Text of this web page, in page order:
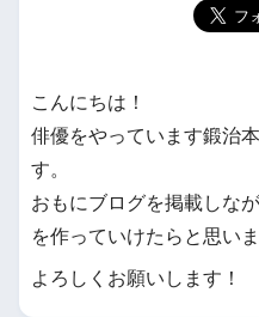
こんにちは！
俳優をやっています鍛治
す。
おもにブログを掲載しな
を作っていけたらと思いま
よろしくお願いします！